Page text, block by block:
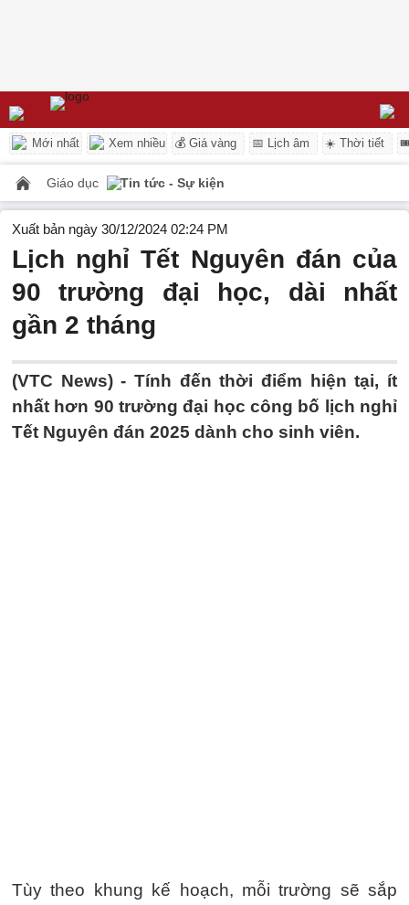
Mới nhất Xem nhiều 💰 Giá vàng 📅 Lịch âm ☀️ Thời tiết
Giáo dục Tin tức - Sự kiện
Xuất bản ngày 30/12/2024 02:24 PM
Lịch nghỉ Tết Nguyên đán của
90 trường đại học, dài nhất
gần 2 tháng
(VTC News) - Tính đến thời điểm hiện tại, ít
nhất hơn 90 trường đại học công bố lịch nghỉ
Tết Nguyên đán 2025 dành cho sinh viên.
Tùy theo khung kế hoạch, mỗi trường sẽ sắp